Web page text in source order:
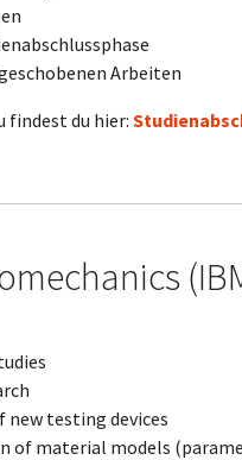
Arbeiten
findest du hier:
new testing devices
of material models